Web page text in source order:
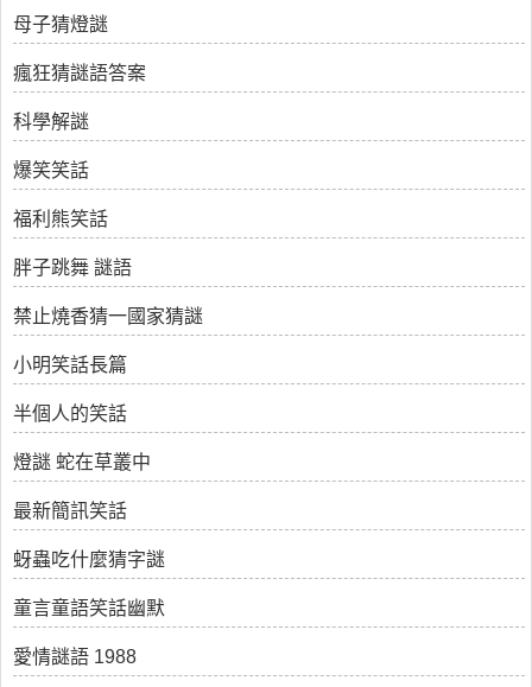
母子猜燈謎
瘋狂猜謎語答案
科學解謎
爆笑笑話
福利熊笑話
胖子跳舞 謎語
禁止燒香猜一國家猜謎
小明笑話長篇
半個人的笑話
燈謎 蛇在草叢中
最新簡訊笑話
蚜蟲吃什麼猜字謎
童言童語笑話幽默
愛情謎語 1988